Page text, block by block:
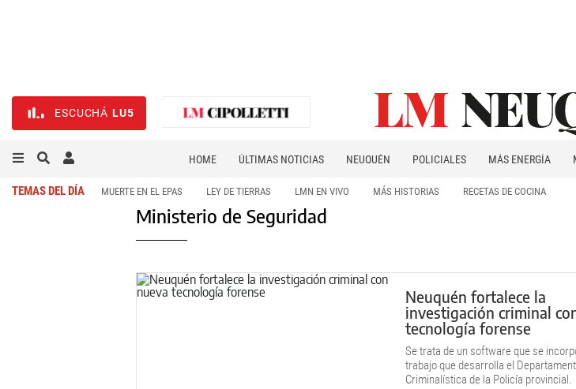
ESCUCHÁ LU5
HOME ÚLTIMAS NOTICIAS NEUQUÉN POLICIALES MÁS ENERGÍA
TEMAS DEL DÍA MUERTE EN EL EPAS LEY DE TIERRAS LMN EN VIVO MÁS HISTORIAS RECETAS DE COCINA
Ministerio de Seguridad
Neuquén fortalece la
investigación criminal
tecnología forense
Se trata de un software que se
trabajo que desarrolla el
Criminalística de la Policía provincial.